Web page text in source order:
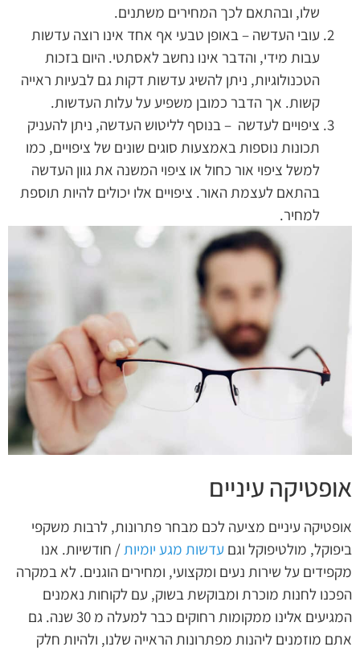
שלו, ובהתאם לכך המחירים משתנים.
עובי העדשה – באופן טבעי אף אחד אינו רוצה עדשות
עבות מידי, והדבר אינו נחשב לאסתטי. היום בזכות
הטכנולוגיות, ניתן להשיג עדשות דקות גם לבעיות ראייה
קשות. אך הדבר כמובן משפיע על עלות העדשות.
ציפויים לעדשה – בנוסף לליטוש העדשה, ניתן להעניק
תכונות נוספות באמצעות סוגים שונים של ציפויים, כמו
למשל ציפוי אור כחול או ציפוי המשנה את גוון העדשה
בהתאם לעצמת האור. ציפויים אלו יכולים להיות תוספת
למחיר.
אופטיקה עיניים
אופטיקה עיניים מציעה לכם מבחר פתרונות, לרבות משקפי
ביפוקל, מולטיפוקל וגם עדשות מגע יומיות/ חודשיות. אנו
מקפידים על שירות נעים ומקצועי, ומחירים הוגנים. לא במקרה
הפכנו לחנות מוכרת ומבוקשת בשוק, עם לקוחות נאמנים
המגיעים אלינו ממקומות רחוקים כבר למעלה מ 30 שנה. גם
אתם מוזמנים ליהנות מפתרונות הראייה שלנו, ולהיות חלק